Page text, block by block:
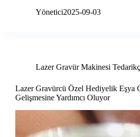
Yönetici2025-09-03
Lazer Gravür Makinesi
Lazer Gravürcü Özel Hediyelik Eşya
Gelişmesine Yardımcı Oluyor